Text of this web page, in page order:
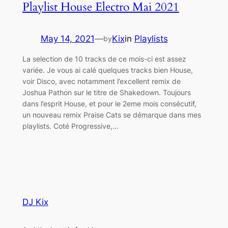
Playlist House Electro Mai 2021
May 14, 2021—byKixin Playlists
La selection de 10 tracks de ce mois-ci est assez
variée. Je vous ai calé quelques tracks bien House,
voir Disco, avec notamment l’excellent remix de
Joshua Pathon sur le titre de Shakedown. Toujours
dans l’esprit House, et pour le 2eme mois consécutif,
un nouveau remix Praise Cats se démarque dans mes
playlists. Coté Progressive,…
DJ Kix